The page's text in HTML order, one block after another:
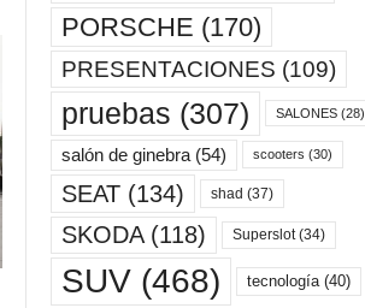
PORSCHE (170)
PRESENTACIONES (109)
pruebas (307) SALONES(28)
salón de ginebra(54) scooters (30)
SEAT(134) shad (37)
SKODA(118) Superslot(34)
SUV(468) tecnología(40)